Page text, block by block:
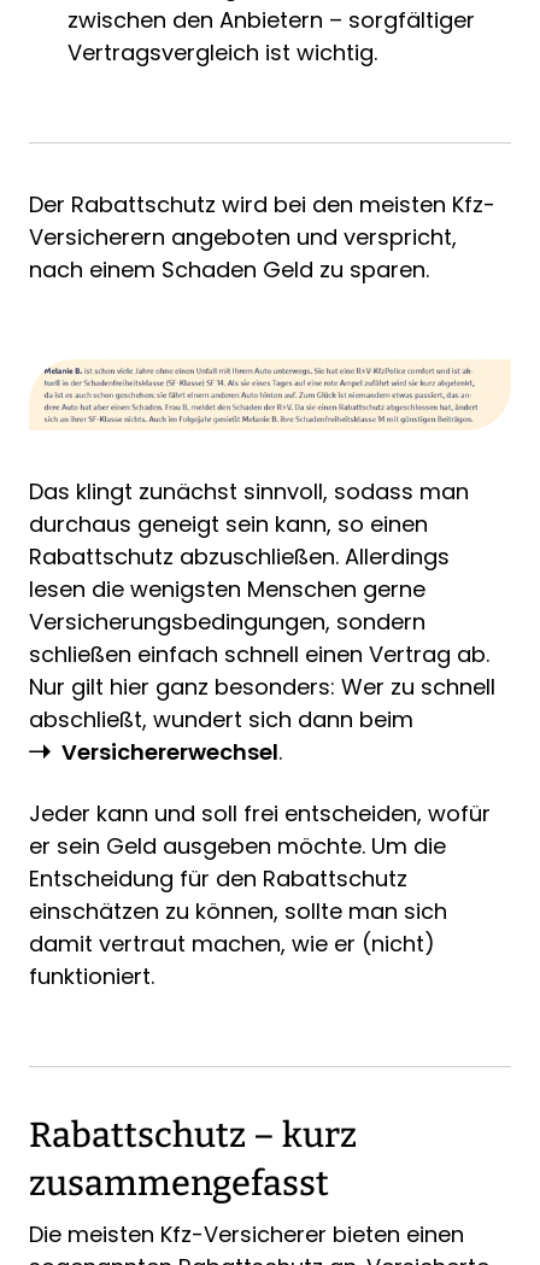
zwischen den Anbietern – sorgfältiger
Vertragsvergleich ist wichtig.
Der Rabattschutz wird bei den meisten Kfz-
Versicherern angeboten und verspricht,
nach einem Schaden Geld zu sparen.
Das klingt zunächst sinnvoll, sodass man
durchaus geneigt sein kann, so einen
Rabattschutz abzuschließen. Allerdings
lesen die wenigsten Menschen gerne
Versicherungsbedingungen, sondern
schließen einfach schnell einen Vertrag ab.
Nur gilt hier ganz besonders: Wer zu schnell
abschließt, wundert sich dann beim
Versichererwechsel.
Jeder kann und soll frei entscheiden, wofür
er sein Geld ausgeben möchte. Um die
Entscheidung für den Rabattschutz
einschätzen zu können, sollte man sich
damit vertraut machen, wie er (nicht)
funktioniert.
Rabattschutz – kurz
zusammengefasst
Die meisten Kfz-Versicherer bieten einen